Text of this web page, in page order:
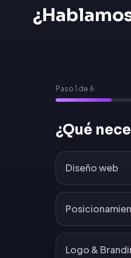
Paso 1 de 6
¿Qué
Diseño web
Logo &